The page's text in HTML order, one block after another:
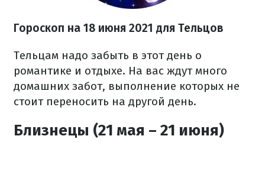
Гороскоп на 18 июня 2021 для Тельцов
Тельцам надо забыть в этот день о
романтике и отдыхе. На вас ждут много
домашних забот, выполнение которых не
стоит переносить на другой день.
Близнецы (21 мая – 21 июня)